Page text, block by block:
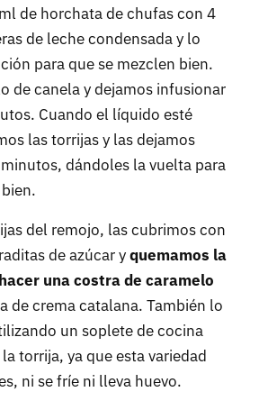
de horchata de chufas con 4
de leche condensada y lo
para que se mezclen bien.
de canela y dejamos infusionar
Cuando el líquido esté
las torrijas y las dejamos
dándoles la vuelta para
del remojo, las cubrimos con
de azúcar yquemamos la
una costra de caramelo
de crema catalana. También lo
un soplete de cocina
torrija, ya que esta variedad
ni se fríe ni lleva huevo.